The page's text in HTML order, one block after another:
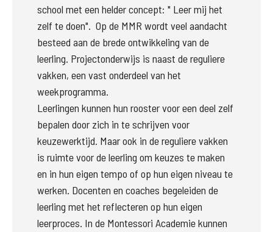
school met een helder concept: " Leer mij het
zelf te doen".  Op de MMR wordt veel aandacht
besteed aan de brede ontwikkeling van de
leerling. Projectonderwijs is naast de reguliere
vakken, een vast onderdeel van het
weekprogramma.
Leerlingen kunnen hun rooster voor een deel zelf
bepalen door zich in te schrijven voor
keuzewerktijd. Maar ook in de reguliere vakken
is ruimte voor de leerling om keuzes te maken
en in hun eigen tempo of op hun eigen niveau te
werken. Docenten en coaches begeleiden de
leerling met het reflecteren op hun eigen
leerproces. In de Montessori Academie kunnen